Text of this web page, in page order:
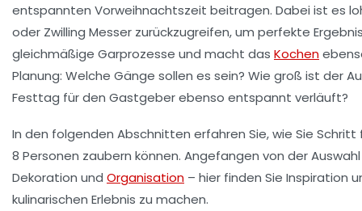
entspannten Vorweihnachtszeit beitragen. Dabei ist es
oder Zwilling Messer zurückzugreifen, um perfekte
gleichmäßige Garprozesse und macht das Kochen
Planung: Welche Gänge sollen es sein? Wie groß ist der
Festtag für den Gastgeber ebenso entspannt verläuft?
In den folgenden Abschnitten erfahren Sie, wie Sie
8 Personen zaubern können. Angefangen von der
Dekoration und Organisation – hier finden Sie Inspiration
kulinarischen Erlebnis zu machen.